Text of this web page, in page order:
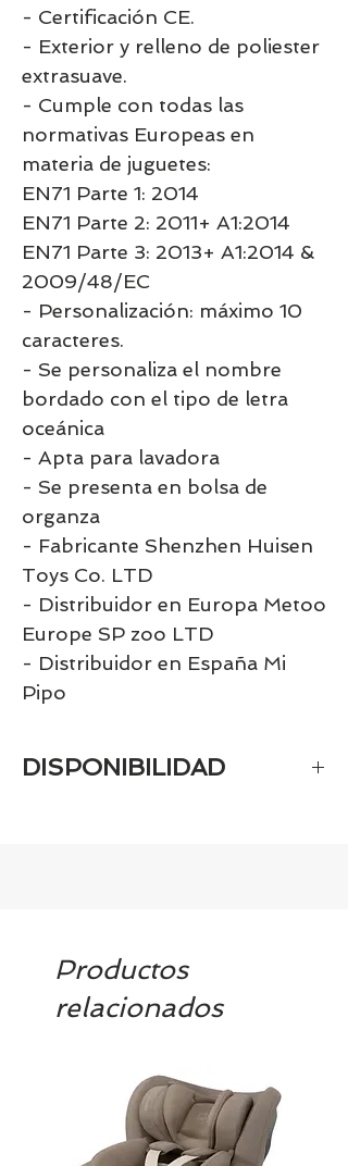
- Certificación CE.
- Exterior y relleno de poliester
extrasuave.
- Cumple con todas las
normativas Europeas en
materia de juguetes:
EN71 Parte 1: 2014
EN71 Parte 2: 2011+ A1:2014
EN71 Parte 3: 2013+ A1:2014 &
2009/48/EC
- Personalización: máximo 10
caracteres.
- Se personaliza el nombre
bordado con el tipo de letra
oceánica
- Apta para lavadora
- Se presenta en bolsa de
organza
- Fabricante Shenzhen Huisen
Toys Co. LTD
- Distribuidor en Europa Metoo
Europe SP zoo LTD
- Distribuidor en España Mi
Pipo
DISPONIBILIDAD
Productos
relacionados